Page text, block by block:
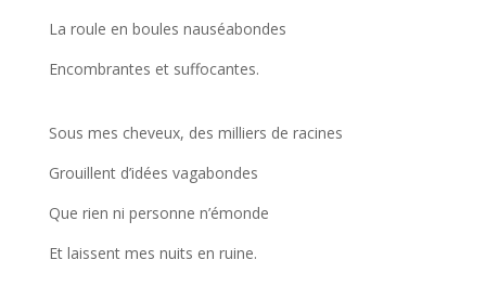
La roule en boules nauséabondes
Encombrantes et suffocantes.
Sous mes cheveux, des milliers de racines
Grouillent d’idées vagabondes
Que rien ni personne n’émonde
Et laissent mes nuits en ruine.